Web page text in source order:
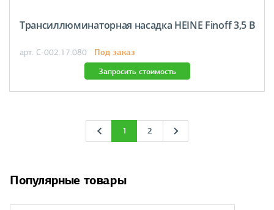
Трансиллюминаторная насадка HEINE Finoff 3,5 В
арт. C-002.17.080 Под заказ
Запросить стоимость
1 2
Популярные товары